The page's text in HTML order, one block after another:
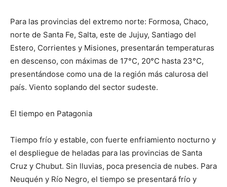
Para las provincias del extremo norte: Formosa, Chaco,
norte de Santa Fe, Salta, este de Jujuy, Santiago del
Estero, Corrientes y Misiones, presentarán temperaturas
en descenso, con máximas de 17°C, 20°C hasta 23°C,
presentándose como una de la región más calurosa del
país. Viento soplando del sector sudeste.
El tiempo en Patagonia
Tiempo frío y estable, con fuerte enfriamiento nocturno y
el despliegue de heladas para las provincias de Santa
Cruz y Chubut. Sin lluvias, poca presencia de nubes. Para
Neuquén y Río Negro, el tiempo se presentará frío y